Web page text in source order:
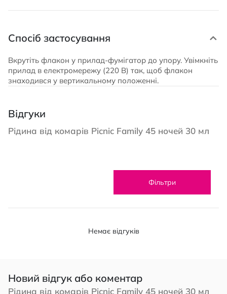
Спосіб застосування
Вкрутіть флакон у прилад-фумігатор до упору. Увімкніть
прилад в електромережу (220 В) так, щоб флакон
знаходився у вертикальному положенні.
Відгуки
Рідина від комарів Picnic Family 45 ночей 30 мл
Фільтри
Немає відгуків
Новий відгук або коментар
Рідина від комарів Picnic Family 45 ночей 30 мл